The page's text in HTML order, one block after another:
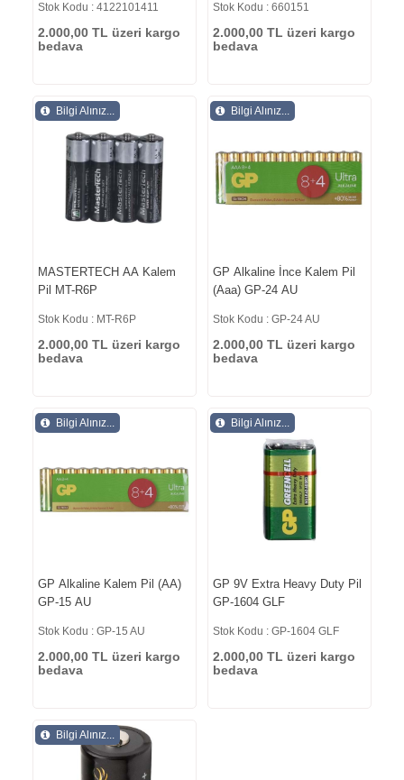
Stok Kodu : 4122101411
2.000,00 TL üzeri kargo
bedava
Stok Kodu : 660151
2.000,00 TL üzeri kargo
bedava
Bilgi Alınız...
MASTERTECH AA Kalem
Pil MT-R6P
Stok Kodu : MT-R6P
2.000,00 TL üzeri kargo
bedava
Bilgi Alınız...
GP Alkaline İnce Kalem Pil
(Aaa) GP-24 AU
Stok Kodu : GP-24 AU
2.000,00 TL üzeri kargo
bedava
Bilgi Alınız...
GP Alkaline Kalem Pil (AA)
GP-15 AU
Stok Kodu : GP-15 AU
2.000,00 TL üzeri kargo
bedava
Bilgi Alınız...
GP 9V Extra Heavy Duty Pil
GP-1604 GLF
Stok Kodu : GP-1604 GLF
2.000,00 TL üzeri kargo
bedava
Bilgi Alınız...